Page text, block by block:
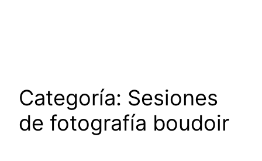
Categoría: Sesiones
de fotografía boudoir